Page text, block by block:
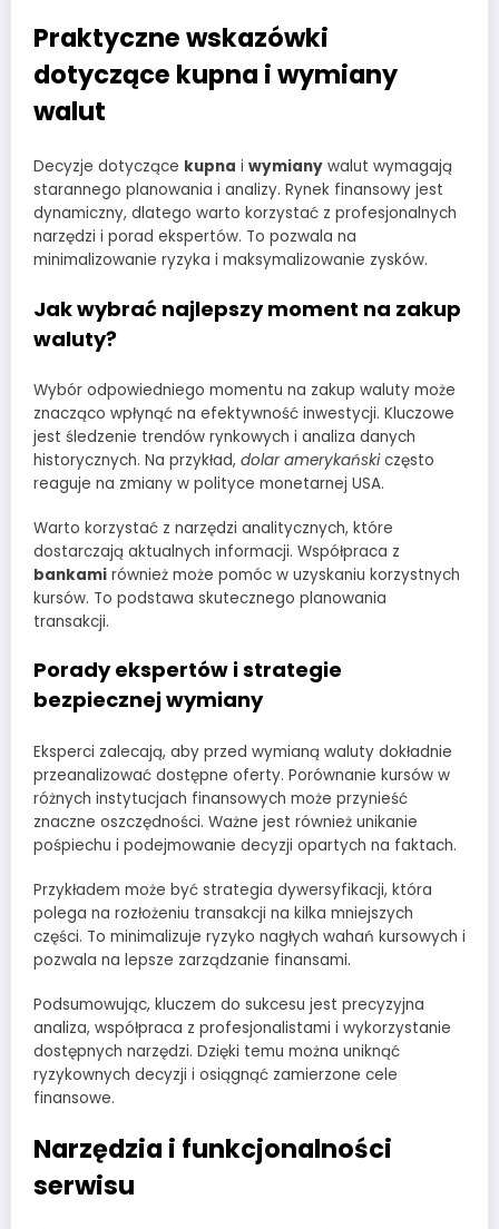
Praktyczne wskazówki
dotyczące kupna i wymiany
walut
Decyzje dotyczące kupna i wymiany walut wymagają
starannego planowania i analizy. Rynek finansowy jest
dynamiczny, dlatego warto korzystać z profesjonalnych
narzędzi i porad ekspertów. To pozwala na
minimalizowanie ryzyka i maksymalizowanie zysków.
Jak wybrać najlepszy moment na zakup
waluty?
Wybór odpowiedniego momentu na zakup waluty może
znacząco wpłynąć na efektywność inwestycji. Kluczowe
jest śledzenie trendów rynkowych i analiza danych
historycznych. Na przykład, dolar amerykańskiczęsto
reaguje na zmiany w polityce monetarnej USA.
Warto korzystać z narzędzi analitycznych, które
dostarczają aktualnych informacji. Współpraca z
bankami również może pomóc w uzyskaniu korzystnych
kursów. To podstawa skutecznego planowania
transakcji.
Porady ekspertów i strategie
bezpiecznej wymiany
Eksperci zalecają, aby przed wymianą waluty dokładnie
przeanalizować dostępne oferty. Porównanie kursów w
różnych instytucjach finansowych może przynieść
znaczne oszczędności. Ważne jest również unikanie
pośpiechu i podejmowanie decyzji opartych na faktach.
Przykładem może być strategia dywersyfikacji, która
polega na rozłożeniu transakcji na kilka mniejszych
części. To minimalizuje ryzyko nagłych wahań kursowych i
pozwala na lepsze zarządzanie finansami.
Podsumowując, kluczem do sukcesu jest precyzyjna
analiza, współpraca z profesjonalistami i wykorzystanie
dostępnych narzędzi. Dzięki temu można uniknąć
ryzykownych decyzji i osiągnąć zamierzone cele
finansowe.
Narzędzia i funkcjonalności
serwisu